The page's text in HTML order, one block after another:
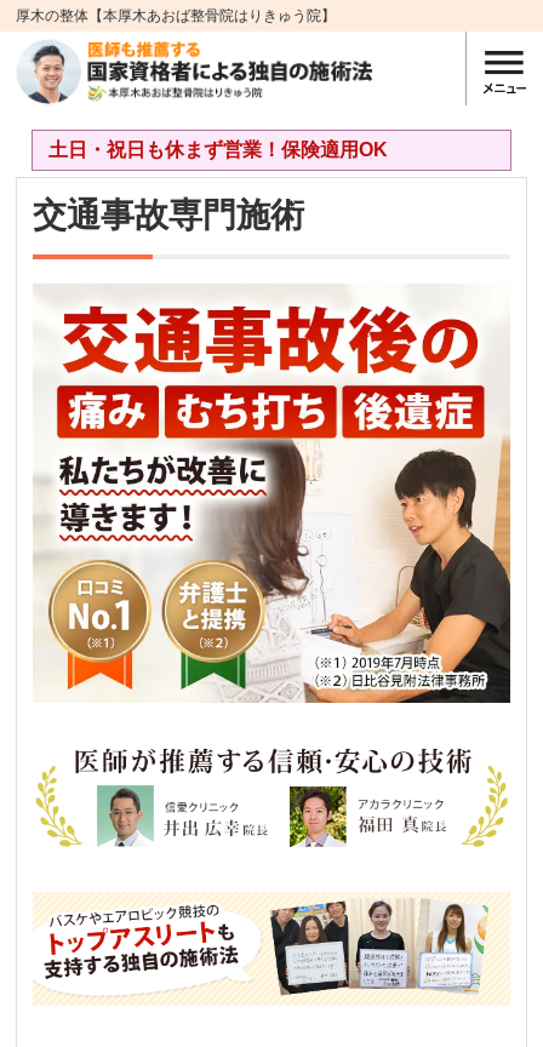
厚木の整体【本厚木あおば整骨院はりきゅう院】
土日・祝日も休まず営業！保険適用OK
交通事故専門施術